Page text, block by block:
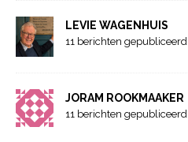
LEVIE WAGENHUIS
11 berichten gepubliceerd
JORAM ROOKMAAKER
11 berichten gepubliceerd